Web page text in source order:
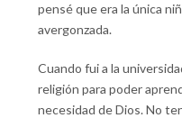
pensé que era la única
avergonzada.
Cuando fui a la
religión para poder
necesidad de Dios. No